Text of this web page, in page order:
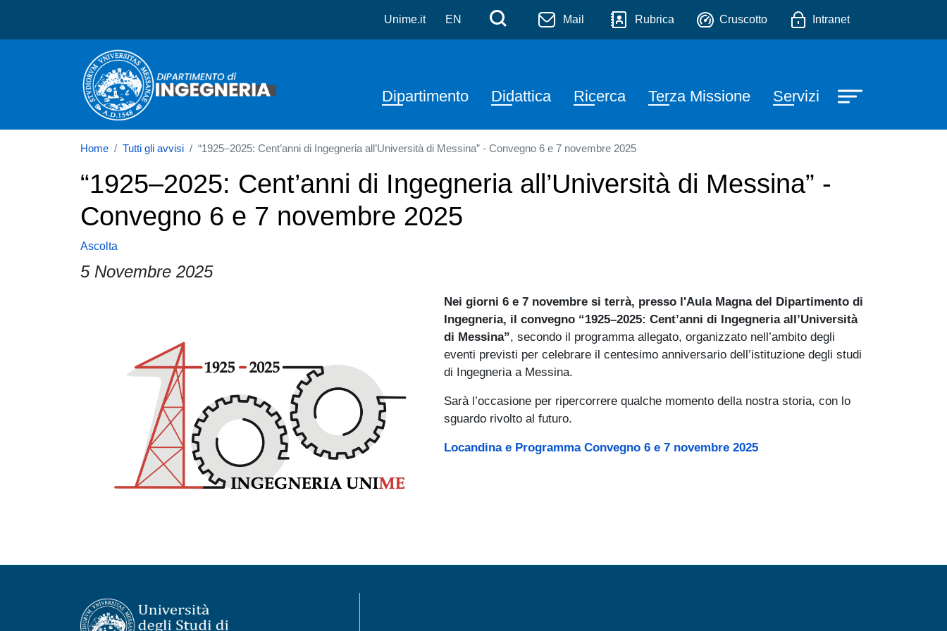
Salta al contenuto principale
Unime.it EN Menù di servizio
Cerca Mail Rubrica Cruscotto Intranet
Navigazione principale
Dipartimento Didattica Ricerca Terza Missione Servizi
Home Tutti gli avvisi “1925–2025: Cent’anni di Ingegneria all’Università di Messina” - Convegno 6 e 7 novembre 2025
“1925–2025: Cent’anni di Ingegneria all’Università di Messina” -
Convegno 6 e 7 novembre 2025
Ascolta
5 Novembre 2025
Nei giorni 6 e 7 novembre si terrà, presso l'Aula Magna del Dipartimento di
Ingegneria, il convegno “1925–2025: Cent’anni di Ingegneria all’Università
di Messina”, secondo il programma allegato, organizzato nell’ambito degli
eventi previsti per celebrare il centesimo anniversario dell’istituzione degli studi
di Ingegneria a Messina.
Sarà l’occasione per ripercorrere qualche momento della nostra storia, con lo
sguardo rivolto al futuro.
Locandina e Programma Convegno 6 e 7 novembre 2025